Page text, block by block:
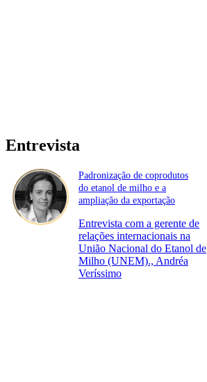
Entrevista
Padronização de coprodutos
do etanol de milho e a
ampliação da exportação
Entrevista com a gerente de
relações internacionais na
União Nacional do Etanol de
Milho (UNEM)., Andréa
Veríssimo